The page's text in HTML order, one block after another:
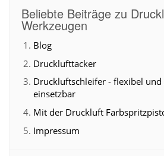
Beliebte Beiträge zu
Werkzeugen
Blog
Drucklufttacker
Druckluftschleifer - flexibel und
einsetzbar
Mit der Druckluft
Impressum